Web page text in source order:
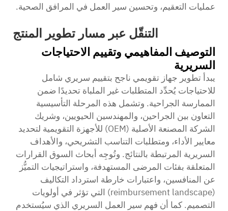
عمليات التعقيم، وتحسين سير العمل في المرافق الصحية.
التنقّل عبر مسار تطوير المنتج
التوصيف المفاهيمي وتقييم الاحتياجات
السريرية
يبدأ تطوير جهاز تقويمي ناجح بتقييم سريري شامل
للاحتياجات يُحدِّد المتطلبات غير الملباة تحديدًا ضمن
الممارسة الجراحية. وتشمل هذه المرحلة التأسيسية
التعاون بين الجراحين، والمهندسين الحيويين، وشريك
الشركة المصنعة الأصلية (OEM) للأجهزة التقويمية لتحديد
معايير الأداء، ومتطلبات التناسب التشريحي، والأهداف
السريرية المرتبطة بالنتائج. وتُوجِه أبحاث السوق القرارات
المتعلقة بفئات المرضى المستهدفة، واستراتيجيات التميُّز
عن المنافسين، واعتبارات خارطة استرداد التكاليف
(reimbursement landscape) التي تؤثر في أولويات
التصميم. كما أن فهم سير العمل السريري الذي سيُستخدم